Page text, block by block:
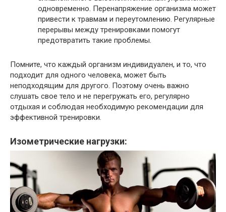
одновременно. Перенапряжение организма может
привести к травмам и переутомлению. Регулярные
перерывы между тренировками помогут
предотвратить такие проблемы.
Помните, что каждый организм индивидуален, и то, что
подходит для одного человека, может быть
неподходящим для другого. Поэтому очень важно
слушать свое тело и не перегружать его, регулярно
отдыхая и соблюдая необходимую рекомендации для
эффективной тренировки.
Изометрические нагрузки: